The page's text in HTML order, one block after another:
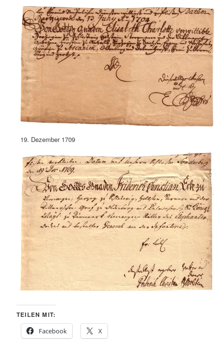
19. Dezember 1709
TEILEN MIT:
Facebook
X